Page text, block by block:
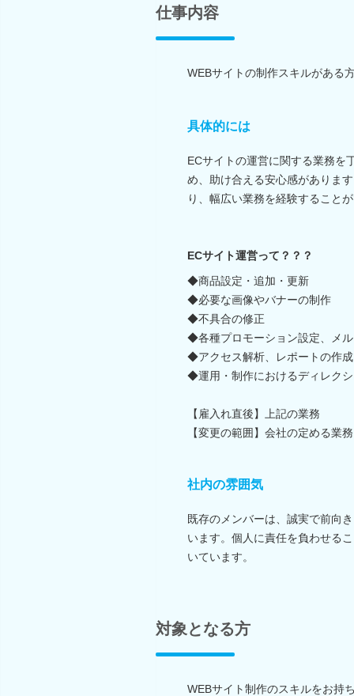
仕事内容
WEBサイトの制作スキルがある
具体的には
ECサイトの運営に関する業務を
め、助け合える安心感がありま
り、幅広い業務を経験すること
ECサイト運営って？？？
◆商品設定・追加・更新
◆必要な画像やバナーの制作
◆不具合の修正
◆各種プロモーション設定、メ
◆アクセス解析、レポートの作成
◆運用・制作におけるディレク
【雇入れ直後】上記の業務
【変更の範囲】会社の定める業務
社内の雰囲気
既存のメンバーは、誠実で前向
います。個人に責任を負わせる
いています。
対象となる方
WEBサイト制作のスキルをお持